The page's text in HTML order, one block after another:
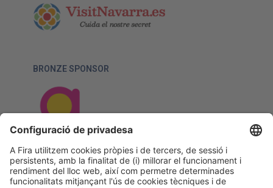
BRONZE SPONSOR
MEDIA PARTNER